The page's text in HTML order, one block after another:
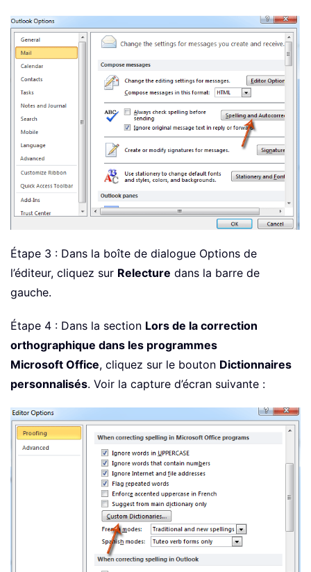
Étape 3 : Dans la boîte de dialogue Options de
l’éditeur, cliquez sur Relecture dans la barre de
gauche.
Étape 4 : Dans la section Lors de la correction
orthographique dans les programmes
Microsoft Office, cliquez sur le bouton Dictionnaires
personnalisés. Voir la capture d’écran suivante :